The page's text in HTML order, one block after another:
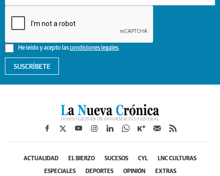
He leído y acepto lascondiciones legales.
SUSCRÍBETE
ACTUALIDAD EL BIERZO SUCESOS CYL LNC CULTURAS
ESPECIALES DEPORTES OPINIÓN EXTRAS